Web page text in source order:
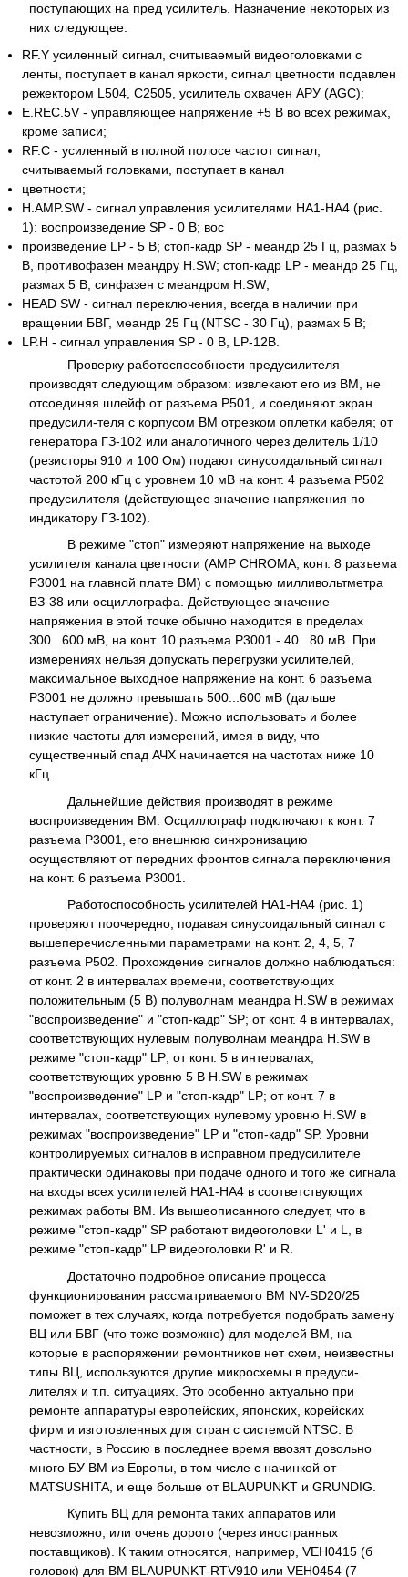
поступающих на пред усилитель. Назначение некоторых из
них следующее:
RF.Y усиленный сигнал, считываемый видеоголовками с
ленты, поступает в канал яркости, сигнал цветности подавлен
режектором L504, С2505, усилитель охвачен АРУ (AGС);
E.REC.5V - управляющее напряжение +5 В во всех режимах,
кроме записи;
RF.C - усиленный в полной полосе частот сигнал,
считываемый головками, поступает в канал
цветности;
H.AMP.SW - сигнал управления усилителями НА1-НА4 (рис.
1): воспроизведение SP - 0 В; вос
произведение LP - 5 В; стоп-кадр SP - меандр 25 Гц, размах 5
В, противофазен меандру H.SW; стоп-кадр LP - меандр 25 Гц,
размах 5 В, синфазен с меандром H.SW;
HEAD SW - сигнал переключения, всегда в наличии при
вращении БВГ, меандр 25 Гц (NTSC - 30 Гц), размах 5 В;
LP.H - сигнал управления SP - 0 В, LP-12B.
Проверку работоспособности предусилителя
производят следующим образом: извлекают его из ВМ, не
отсоединяя шлейф от разъема Р501, и соединяют экран
предусили-теля с корпусом ВМ отрезком оплетки кабеля; от
генератора ГЗ-102 или аналогичного через делитель 1/10
(резисторы 910 и 100 Ом) подают синусоидальный сигнал
частотой 200 кГц с уровнем 10 мВ на конт. 4 разъема Р502
предусилителя (действующее значение напряжения по
индикатору ГЗ-102).
В режиме "стоп" измеряют напряжение на выходе
усилителя канала цветности (AMP CHROMA, конт. 8 разъема
Р3001 на главной плате ВМ) с помощью милливольтметра
ВЗ-38 или осциллографа. Действующее значение
напряжения в этой точке обычно находится в пределах
300...600 мВ, на конт. 10 разъема Р3001 - 40...80 мВ. При
измерениях нельзя допускать перегрузки усилителей,
максимальное выходное напряжение на конт. 6 разъема
Р3001 не должно превышать 500...600 мВ (дальше
наступает ограничение). Можно использовать и более
низкие частоты для измерений, имея в виду, что
существенный спад АЧХ начинается на частотах ниже 10
кГц.
Дальнейшие действия производят в режиме
воспроизведения ВМ. Осциллограф подключают к конт. 7
разъема Р3001, его внешнюю синхронизацию
осуществляют от передних фронтов сигнала переключения
на конт. 6 разъема Р3001.
Работоспособность усилителей НА1-НА4 (рис. 1)
проверяют поочередно, подавая синусоидальный сигнал с
вышеперечисленными параметрами на конт. 2, 4, 5, 7
разъема Р502. Прохождение сигналов должно наблюдаться:
от конт. 2 в интервалах времени, соответствующих
положительным (5 В) полуволнам меандра H.SW в режимах
"воспроизведение" и "стоп-кадр" SP; от конт. 4 в интервалах,
соответствующих нулевым полуволнам меандра H.SW в
режиме "стоп-кадр" LP; от конт. 5 в интервалах,
соответствующих уровню 5 В H.SW в режимах
"воспроизведение" LP и "стоп-кадр" LP; от конт. 7 в
интервалах, соответствующих нулевому уровню H.SW в
режимах "воспроизведение" LP и "стоп-кадр" SP. Уровни
контролируемых сигналов в исправном предусилителе
практически одинаковы при подаче одного и того же сигнала
на входы всех усилителей НА1-НА4 в соответствующих
режимах работы ВМ. Из вышеописанного следует, что в
режиме "стоп-кадр" SP работают видеоголовки L' и L, в
режиме "стоп-кадр" LP видеоголовки R' и R.
Достаточно подробное описание процесса
функционирования рассматриваемого ВМ NV-SD20/25
поможет в тех случаях, когда потребуется подобрать замену
ВЦ или БВГ (что тоже возможно) для моделей ВМ, на
которые в распоряжении ремонтников нет схем, неизвестны
типы ВЦ, используются другие микросхемы в предуси-
лителях и т.п. ситуациях. Это особенно актуально при
ремонте аппаратуры европейских, японских, корейских
фирм и изготовленных для стран с системой NTSC. В
частности, в Россию в последнее время ввозят довольно
много БУ ВМ из Европы, в том числе с начинкой от
MATSUSHITA, и еще больше от BLAUPUNKT и GRUNDIG.
Купить ВЦ для ремонта таких аппаратов или
невозможно, или очень дорого (через иностранных
поставщиков). К таким относятся, например, VEH0415 (б
головок) для ВМ BLAUPUNKT-RTV910 или VEH0454 (7